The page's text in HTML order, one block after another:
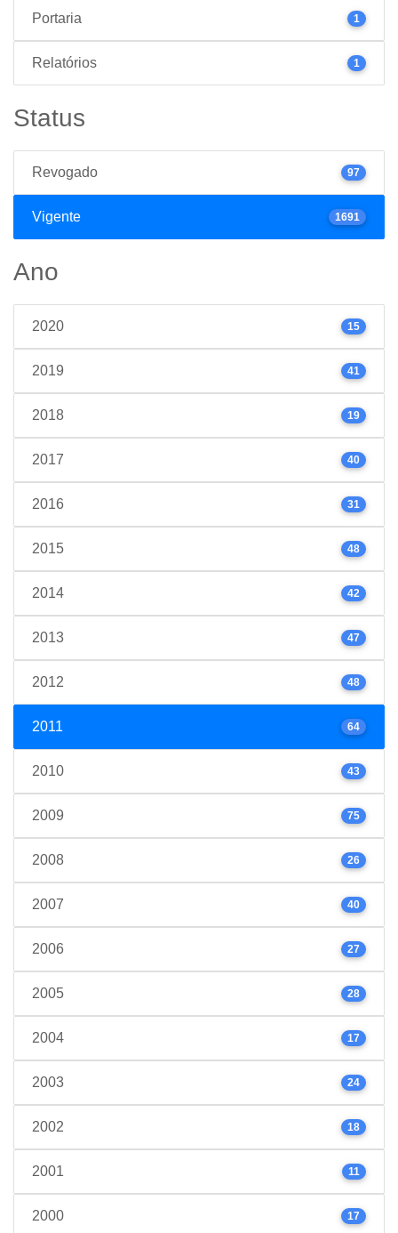
Portaria 1
Relatórios 1
Status
Revogado 97
Vigente 1691
Ano
2020 15
2019 41
2018 19
2017 40
2016 31
2015 48
2014 42
2013 47
2012 48
2011 64
2010 43
2009 75
2008 26
2007 40
2006 27
2005 28
2004 17
2003 24
2002 18
2001 11
2000 17